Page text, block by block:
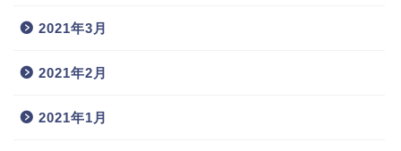
2021年3月
2021年2月
2021年1月